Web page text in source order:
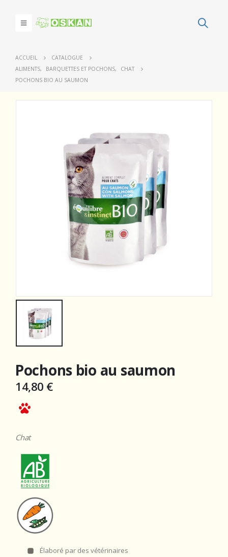
ACCUEIL
CATALOGUE
ALIMENTS, BARQUETTES ET POCHONS,
CHAT
POCHONS BIO AU SAUMON
Pochons bio au saumon
14,80 €
Chat
Élaboré par des vétérinaires